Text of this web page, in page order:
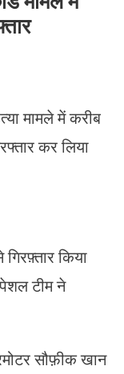
मामले में करीब
कर लिया
किया
टीम ने
सौफ़ीक खान